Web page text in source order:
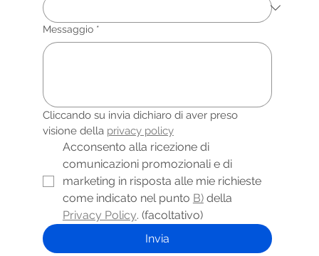
Messaggio *
Cliccando su invia dichiaro di aver preso
visione della privacy policy
Acconsento alla ricezione di
comunicazioni promozionali e di
marketing in risposta alle mie richieste
come indicato nel punto B)
Privacy Policy. (facoltativo)
Invia